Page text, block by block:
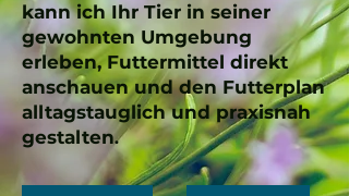
kann ich Ihr Tier in seiner
gewohnten Umgebung
erleben, Futtermittel direkt
anschauen und den Futterplan
alltagstauglich und praxisnah
gestalten.